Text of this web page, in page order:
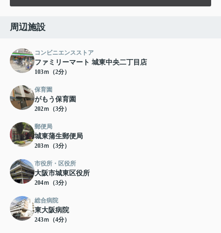
周辺施設
コンビニエンスストア
ファミリーマート 城東中央二丁目店
103ｍ（2分）
保育園
がもう保育園
202ｍ（3分）
郵便局
城東蒲生郵便局
203ｍ（3分）
市役所・区役所
大阪市城東区役所
204ｍ（3分）
総合病院
東大阪病院
243ｍ（4分）